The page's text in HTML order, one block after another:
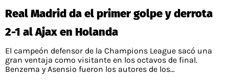
Real Madrid da el primer golpe y derrota
2-1 al Ajax en Holanda
El campeón defensor de la Champions League sacó una
gran ventaja como visitante en los octavos de final.
Benzema y Asensio fueron los autores de los...